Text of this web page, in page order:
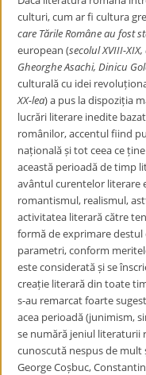
culturi, cum ar fi cultura
care Tările Române au fost
european (secolul XVIII-XIX,
Gheorghe Asachi, Dinicu
culturală cu idei
XX-lea) a pus la dispoziția
lucrări literare inedite
românilor, accentul fiind
națională și tot ceea ce
această perioadă de timp
avântul curentelor literare
romantismul, realismul,
activitatea literarăcătre
formă de exprimare destul
parametri, conform
este considerată și se
creație literară din toate
s-au remarcat foarte
acea perioadă (junimism,
se numără jeniul literaturii
cunoscută nespus de mult
George Coșbuc,